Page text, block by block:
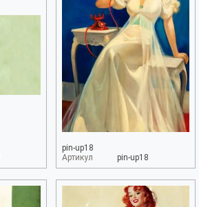
pin-up18
Артикул
pin-up18